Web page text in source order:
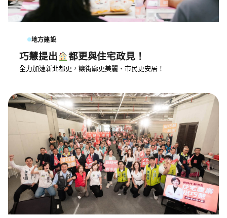
地方建設
巧慧提出 都更與住宅政見！
全力加速新北都更，讓街廓更美麗、市民更安居！